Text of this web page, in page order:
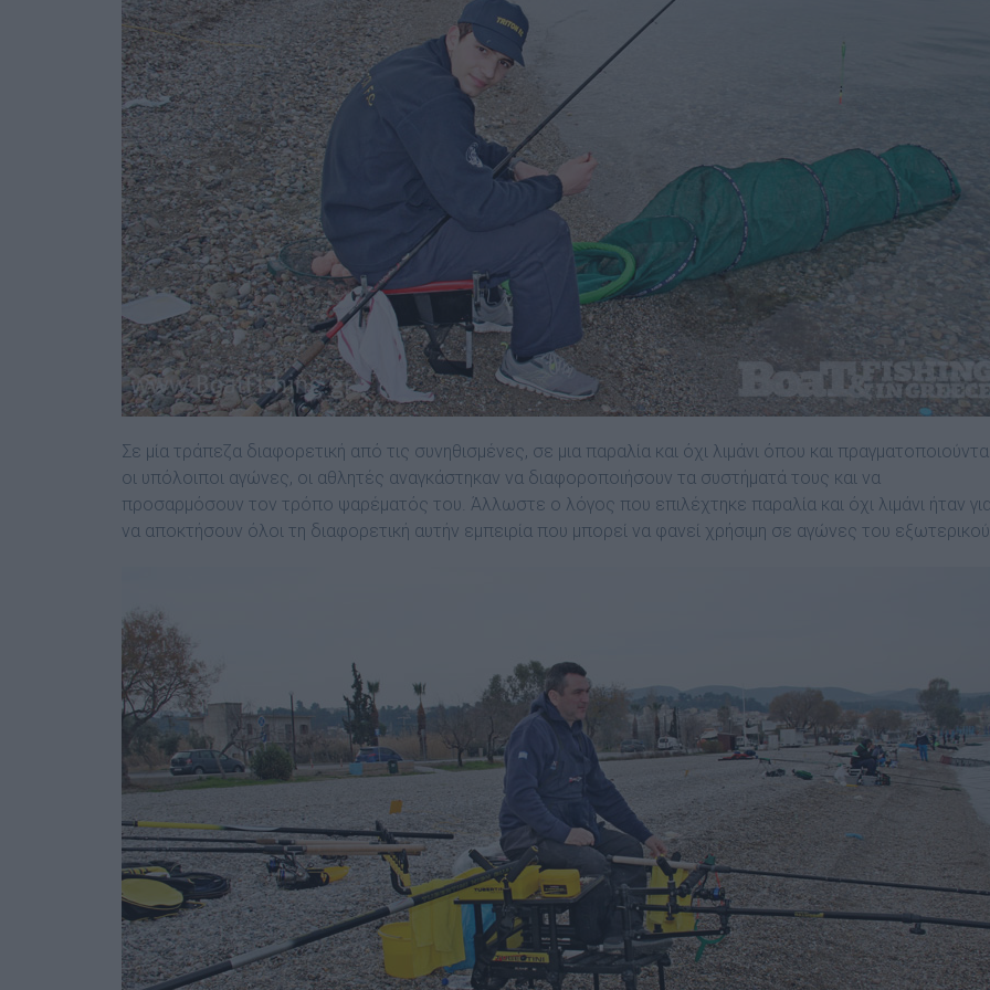
Σε μία τράπεζα διαφορετική από τις συνηθισμένες, σε μια παραλία και όχι λιμάνι όπου και
οι υπόλοιποι αγώνες, οι αθλητές αναγκάστηκαν να διαφοροποιήσουν τα συστήματά τους και να
προσαρμόσουν τον τρόπο ψαρέματός του. Άλλωστε ο λόγος που επιλέχτηκε παραλία και όχι λιμάνι ήταν
να αποκτήσουν όλοι τη διαφορετική αυτήν εμπειρία που μπορεί να φανεί χρήσιμη σε αγώνες του